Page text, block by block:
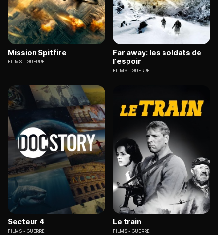
Mission Spitfire
FILMS GUERRE
Far away: les soldats de
l'espoir
FILMS GUERRE
Secteur 4
FILMS GUERRE
Le train
FILMS GUERRE